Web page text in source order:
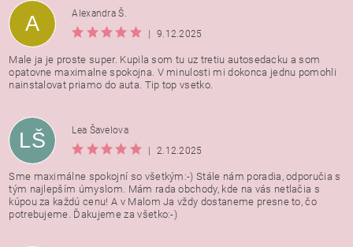
A
Alexandra Š.
9.12.2025
Male ja je proste super. Kupila som tu uz tretiu autosedacku a som
opatovne maximalne spokojna. V minulosti mi dokonca jednu pomohli
nainstalovat priamo do auta. Tip top vsetko.
LŠ
Lea Šavelova
2.12.2025
Sme maximálne spokojní so všetkým:-) Stále nám poradia, odporučia s
tým najlepším úmyslom. Mám rada obchody, kde na vás netlačia s
kúpou za každú cenu! A v Malom Ja vždy dostaneme presne to, čo
potrebujeme. Ďakujeme za všetko:-)